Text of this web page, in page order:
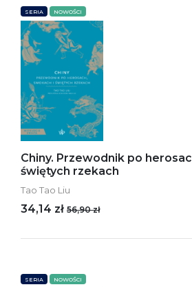
SERIA NOWOŚCI
Chiny. Przewodnik po
świętych rzekach
Tao Tao Liu
34,14 zł 56,90 zł
SERIA NOWOŚCI